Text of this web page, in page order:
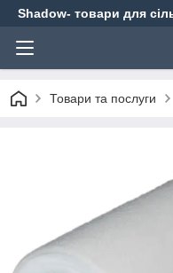
Shadow- товари для
Товари та послуги